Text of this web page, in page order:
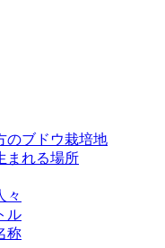
のブドウ栽培地
まれる場所
々
ル
称